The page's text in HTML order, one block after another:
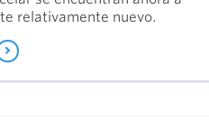
relativamente nuevo.